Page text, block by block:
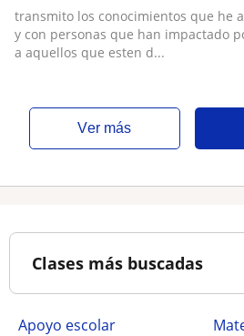
transmito los conocimientos que he
y con personas que han impactado
a aquellos que esten d...
ver más
Clases más buscadas
Apoyo escolar